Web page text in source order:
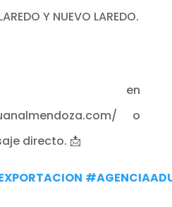
Y NUEVO LAREDO.
en
o
directo. 📩